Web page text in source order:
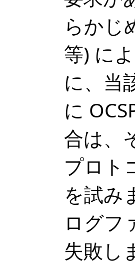
らかじ
等) に
に、当
に
合は、
プロト
を試み
ログフ
失敗し